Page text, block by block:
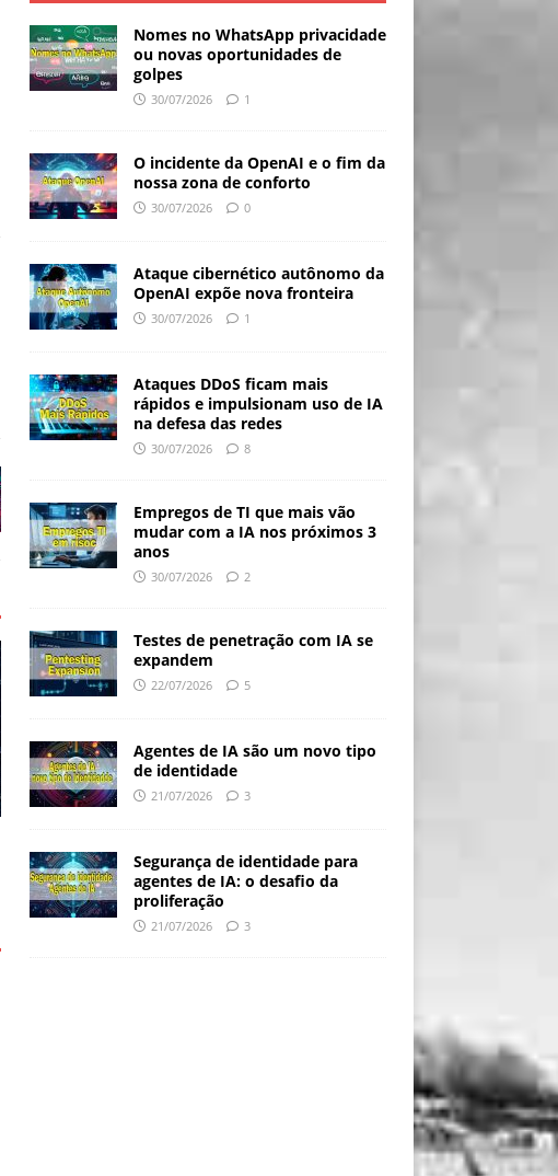
Nomes no WhatsApp privacidade
ou novas oportunidades de
golpes
30/07/2026 1
O incidente da OpenAI e o fim da
nossa zona de conforto
30/07/2026 0
Ataque cibernético autônomo da
OpenAI expõe nova fronteira
30/07/2026 1
Ataques DDoS ficam mais
rápidos e impulsionam uso de IA
na defesa das redes
30/07/2026 8
Empregos de TI que mais vão
mudar com a IA nos próximos 3
anos
30/07/2026 2
Testes de penetração com IA se
expandem
22/07/2026 5
Agentes de IA são um novo tipo
de identidade
21/07/2026 3
Segurança de identidade para
agentes de IA: o desafio da
proliferação
21/07/2026 3